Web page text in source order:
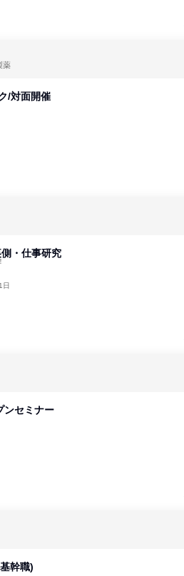
薬
/対面開催
・仕事研究
1日
ンセミナー
幹職)